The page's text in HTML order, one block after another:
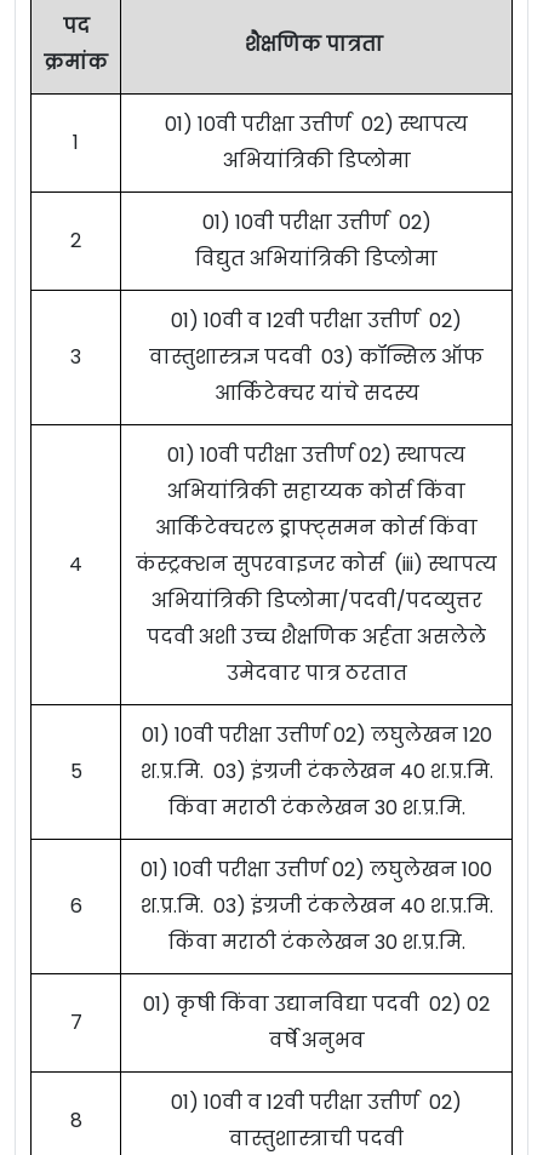
पद
क्रमांक
शैक्षणिक पात्रता
1
01) 10वी परीक्षा उत्तीर्ण 02) स्थापत्य
अभियांत्रिकी डिप्लोमा
2
01) 10वी परीक्षा उत्तीर्ण 02)
विद्युत अभियांत्रिकी डिप्लोमा
3
01) 10वी व 12वी परीक्षा उत्तीर्ण 02)
वास्तुशास्त्रज्ञ पदवी 03) कॉन्सिल ऑफ
आर्किटेक्चर यांचे सदस्य
4
01) 10वी परीक्षा उत्तीर्ण 02) स्थापत्य
अभियांत्रिकी सहाय्यक कोर्स किंवा
आर्किटेक्चरल ड्राफ्ट्समन कोर्स किंवा
कंस्ट्रक्शन सुपरवाइजर कोर्स (iii) स्थापत्य
अभियांत्रिकी डिप्लोमा/पदवी/पदव्युत्तर
पदवी अशी उच्च शैक्षणिक अर्हता असलेले
उमेदवार पात्र ठरतात
5
01) 10वी परीक्षा उत्तीर्ण 02) लघुलेखन 120
श.प्र.मि. 03) इंग्रजी टंकलेखन 40 श.प्र.मि.
किंवा मराठी टंकलेखन 30 श.प्र.मि.
6
01) 10वी परीक्षा उत्तीर्ण 02) लघुलेखन 100
श.प्र.मि. 03) इंग्रजी टंकलेखन 40 श.प्र.मि.
किंवा मराठी टंकलेखन 30 श.प्र.मि.
7
01) कृषी किंवा उद्यानविद्या पदवी 02) 02
वर्षे अनुभव
8
01) 10वी व 12वी परीक्षा उत्तीर्ण 02)
वास्तुशास्त्राची पदवी